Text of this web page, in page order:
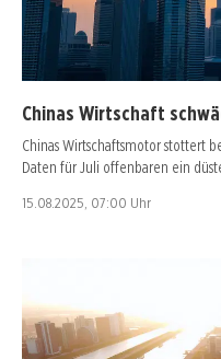
Chinas Wirtschaft
Chinas Wirtschaftsmotor stottert
Daten für Juli offenbaren ein
15.08.2025, 07:00 Uhr